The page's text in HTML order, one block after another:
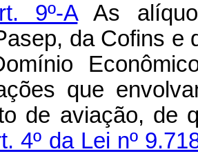
9º-AAs
da Cofins e
que
de aviação, de
4º da Lei nº